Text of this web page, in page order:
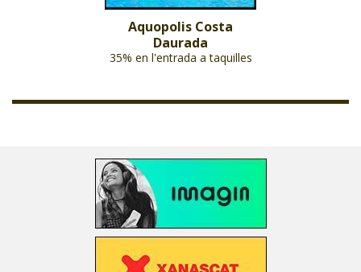
Aquopolis Costa
Daurada
35% en l'entrada a taquilles